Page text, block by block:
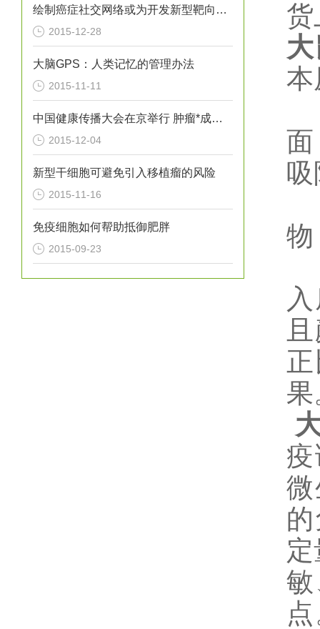
绘制癌症社交网络或为开发新型靶向疗法提供思路
2015-12-28
大脑GPS：人类记忆的管理办法
2015-11-11
中国健康传播大会在京举行 肿瘤*成为热议焦点
2015-12-04
新型干细胞可避免引入移植瘤的风险
2015-11-16
免疫细胞如何帮助抵御肥胖
2015-09-23
本
物
果